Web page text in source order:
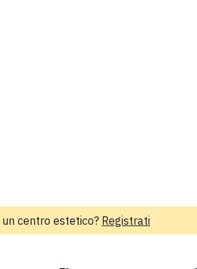
un centro estetico? Registrati